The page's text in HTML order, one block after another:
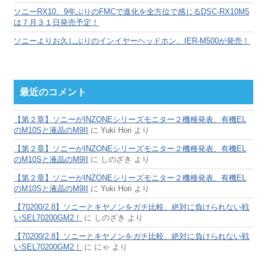
ソニーRX10、9年ぶりのFMCで進化を全方位で感じるDSC-RX10M5
は７月３１日発売予定！
ソニーよりお久しぶりのインイヤーヘッドホン、IER-M500が発売！
最近のコメント
【第２章】ソニーがINZONEシリーズモニター２機種発表、有機EL
のM10Sと液晶のM9II にYuki Hori より
【第２章】ソニーがINZONEシリーズモニター２機種発表、有機EL
のM10Sと液晶のM9II に しのざき より
【第２章】ソニーがINZONEシリーズモニター２機種発表、有機EL
のM10Sと液晶のM9II にYuki Hori より
【70200/2.8】ソニーとキヤノンをガチ比較、絶対に負けられない戦
いSEL70200GM2！
に しのざき より
【70200/2.8】ソニーとキヤノンをガチ比較、絶対に負けられない戦
いSEL70200GM2！
に にゃ より